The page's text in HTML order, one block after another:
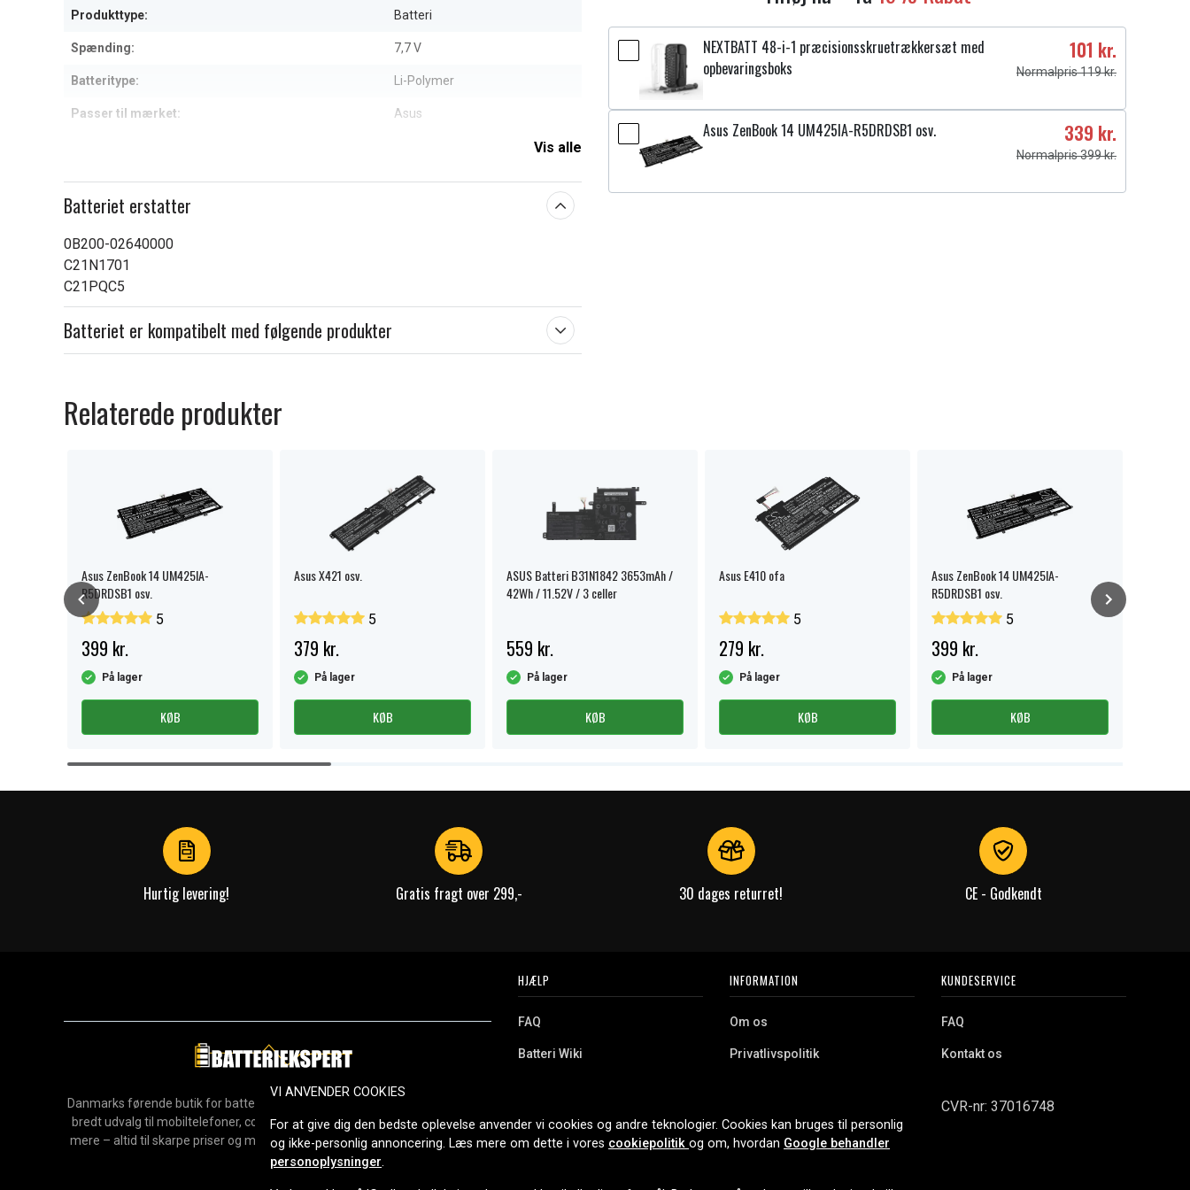
Produkttype: Batteri
Spænding: 7,7 V
Batteritype: Li-Polymer
Passer til mærket: Asus
Vis alle
Batteriet erstatter
0B200-02640000
C21N1701
C21PQC5
Batteriet er kompatibelt med følgende produkter
NEXTBATT 48-i-1 præcisionsskruetrækkersæt med
opbevaringsboks
101 kr.
Normalpris 119 kr.
Asus ZenBook 14 UM425IA-R5DRDSB1 osv. 339 kr.
Normalpris 399 kr.
Relaterede produkter
Asus ZenBook 14 UM425IA-
R5DRDSB1 osv.
5
399 kr.
På lager
KØB
Asus X421 osv.
5
379 kr.
På lager
KØB
ASUS Batteri B31N1842 3653mAh /
42Wh / 11.52V / 3 celler
559 kr.
På lager
KØB
Asus E410 ofa
5
279 kr.
På lager
KØB
Asus ZenBook 14 UM425IA-
R5DRDSB1 osv.
5
399 kr.
På lager
KØB
Item
Hurtig levering! Gratis fragt over 299,- 30 dages returret! CE - Godkendt
Danmarks førende butik for batterier, opladere og reservedele. Vi tilbyder et
bredt udvalg til mobiltelefoner, computere, værktøj, husholdning og meget
mere – altid til skarpe priser og med hurtig levering. Sikker nethandel siden
2006.
HJÆLP
FAQ
Batteri Wiki
Erhvervskunde
INFORMATION
Om os
Privatlivspolitik
Cookies
KUNDESERVICE
FAQ
Kontakt os
CVR-nr: 37016748
VI ANVENDER COOKIES
For at give dig den bedste oplevelse anvender vi cookies og andre teknologier. Cookies kan bruges til personlig
og ikke-personlig annoncering. Læs mere om dette i vores cookiepolitik og om, hvordan Google behandler
personoplysninger.